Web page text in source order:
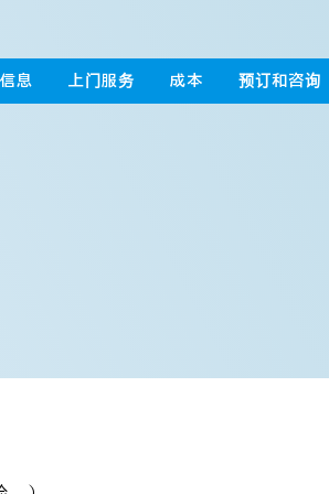
息 上门服务 成本 预订和咨询